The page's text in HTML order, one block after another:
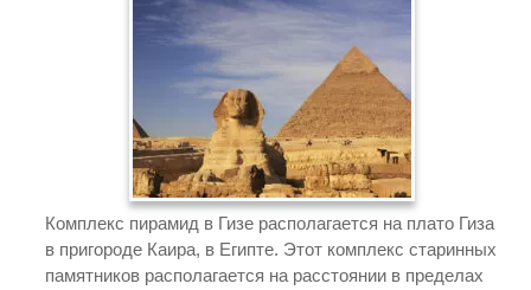
Комплекс пирамид в Гизе располагается на плато Гиза
в пригороде Каира, в Египте. Этот комплекс старинных
памятников располагается на расстоянии в пределах